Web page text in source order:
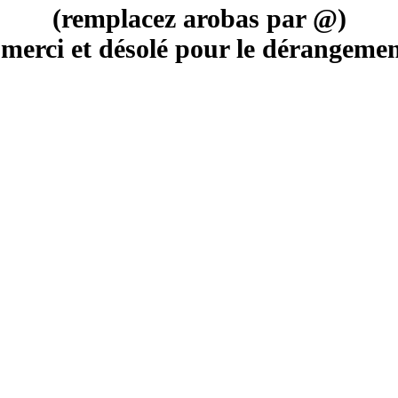
(remplacez arobas par @)
et désolé pour le